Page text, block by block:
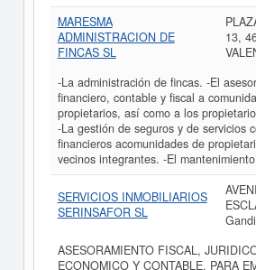
MARESMA
ADMINISTRACION DE
FINCAS SL
13,
-La administración de fincas. -El
financiero, contable y fiscal a
propietarios, así como a los
-La gestión de seguros y de servicios
financieros acomunidades de
vecinos integrantes. -El
SERVICIOS INMOBILIARIOS
SERINSAFOR SL
ASESORAMIENTO FISCAL,
ECONOMICO Y CONTABLE, PARA